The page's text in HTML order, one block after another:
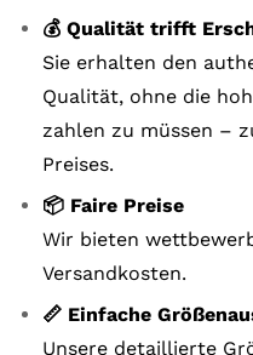
💰 Qualität trifft
Sie erhalten den
Qualität, ohne die
zahlen zu müssen –
Preises.
📦 Faire Preise
Wir bieten
Versandkosten.
📏 Einfache
Unsere detaillierte